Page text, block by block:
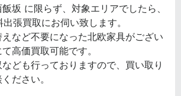
坂 に限らず、対象エリアでしたら、
張買取にお伺い致します。
など不要になった北欧家具がござい
高価買取可能です。
ども行っておりますので、買い取り
ださい。